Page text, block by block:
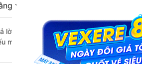
xe khách?
lời: Thời gian di chuyển bằng xe khách
mật độ giao thông thuận lợi.